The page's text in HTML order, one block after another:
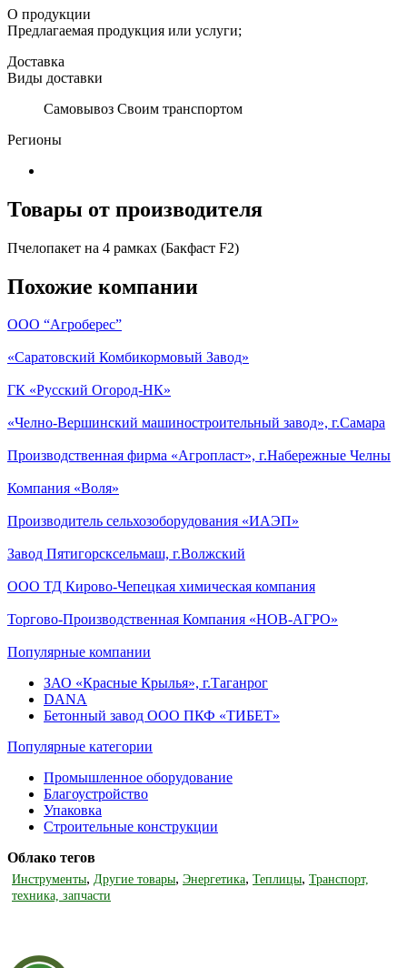
О продукции
Предлагаемая продукция или услуги;
Доставка
Виды доставки
Самовывоз Своим транспортом
Регионы
Товары от производителя
Пчелопакет на 4 рамках (Бакфаст F2)
Похожие компании
ООО “Агроберес”
«Саратовский Комбикормовый Завод»
ГК «Русский Огород-НК»
«Челно-Вершинский машиностроительный завод», г.Самара
Производственная фирма «Агропласт», г.Набережные Челны
Компания «Воля»
Производитель сельхозоборудования «ИАЭП»
Завод Пятигорсксельмаш, г.Волжский
ООО ТД Кирово-Чепецкая химическая компания
Торгово-Производственная Компания «НОВ-АГРО»
Популярные компании
ЗАО «Красные Крылья», г.Таганрог
DANA
Бетонный завод ООО ПКФ «ТИБЕТ»
Популярные категории
Промышленное оборудование
Благоустройство
Упаковка
Строительные конструкции
Облако тегов
Инструменты, Другие товары, Энергетика, Теплицы, Транспорт,
техника, запчасти